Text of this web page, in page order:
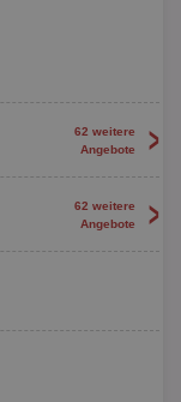
62 weitere
Angebote
>
62 weitere
Angebote
>